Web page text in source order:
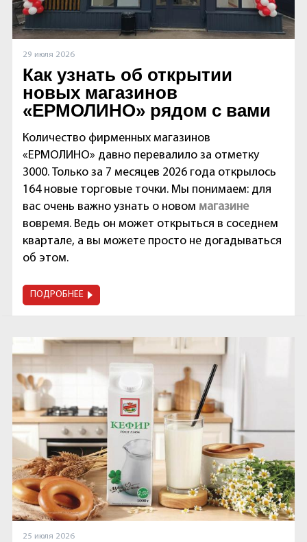
29 июля 2026
Как узнать об открытии
новых магазинов
«ЕРМОЛИНО» рядом с вами
Количество фирменных магазинов
«ЕРМОЛИНО» давно перевалило за отметку
3000. Только за 7 месяцев 2026 года открылось
164 новые торговые точки. Мы понимаем: для
вас очень важно узнать о новом магазине
вовремя. Ведь он может открыться в соседнем
квартале, а вы можете просто не догадываться
об этом.
ПОДРОБНЕЕ
25 июля 2026